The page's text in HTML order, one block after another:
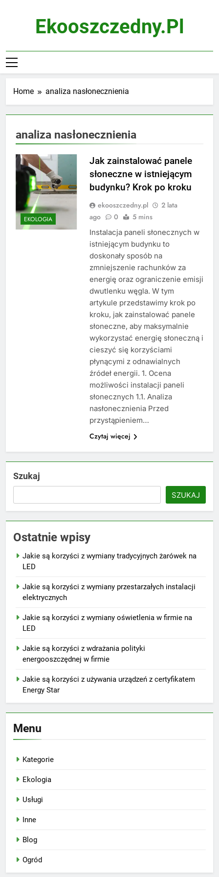
Ekooszczedny.pl
Home analiza nasłonecznienia
analiza nasłonecznienia
EKOLOGIA
Jak zainstalować panele
słoneczne w istniejącym
budynku? Krok po kroku
ekooszczedny.pl
2 lata
ago
0 5 mins
Instalacja paneli słonecznych w
istniejącym budynku to
doskonały sposób na
zmniejszenie rachunków za
energię oraz ograniczenie emisji
dwutlenku węgla. W tym
artykule przedstawimy krok po
kroku, jak zainstalować panele
słoneczne, aby maksymalnie
wykorzystać energię słoneczną i
cieszyć się korzyściami
płynącymi z odnawialnych
źródeł energii. 1. Ocena
możliwości instalacji paneli
słonecznych 1.1. Analiza
nasłonecznienia Przed
przystąpieniem…
Czytaj więcej
Szukaj
SZUKAJ
Ostatnie wpisy
Jakie są korzyści z wymiany tradycyjnych żarówek na
LED
Jakie są korzyści z wymiany przestarzałych instalacji
elektrycznych
Jakie są korzyści z wymiany oświetlenia w firmie na
LED
Jakie są korzyści z wdrażania polityki
energooszczędnej w firmie
Jakie są korzyści z używania urządzeń z certyfikatem
Energy Star
Menu
Kategorie
Ekologia
Usługi
Inne
Blog
Ogród